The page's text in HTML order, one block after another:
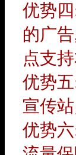
优势
的广
点支
优势
宣传
优势